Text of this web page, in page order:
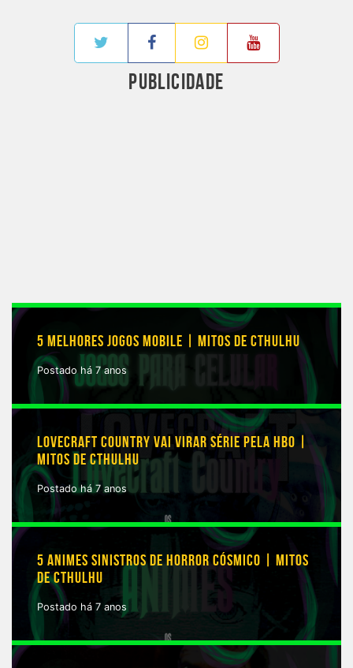
PUBLICIDADE
5 MELHORES JOGOS MOBILE | MITOS DE CTHULHU
Postado há 7 anos
LOVECRAFT COUNTRY VAI VIRAR SÉRIE PELA HBO |
MITOS DE CTHULHU
Postado há 7 anos
5 ANIMES SINISTROS DE HORROR CÓSMICO | MITOS
DE CTHULHU
Postado há 7 anos